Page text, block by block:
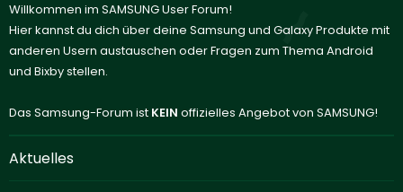
Willkommen im SAMSUNG User Forum!
Hier kannst du dich über deine Samsung und Galaxy Produkte mit
anderen Usern austauschen oder Fragen zum Thema Android
und Bixby stellen.
Das Samsung-Forum ist KEIN offizielles Angebot von SAMSUNG!
Aktuelles